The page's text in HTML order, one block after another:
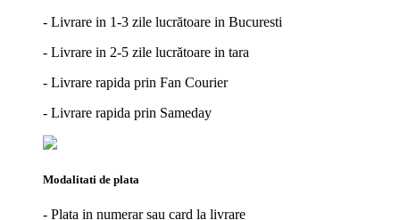
- Livrare in 1-3 zile lucrătoare in Bucuresti
- Livrare in 2-5 zile lucrătoare in tara
- Livrare rapida prin Fan Courier
- Livrare rapida prin Sameday
Modalitati de plata
- Plata in numerar sau card la livrare